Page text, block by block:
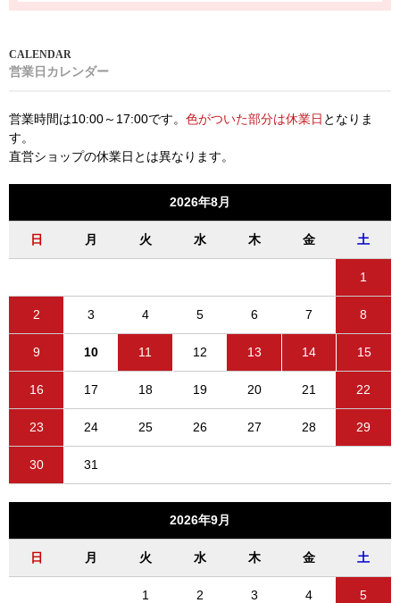
営業日カレンダー
営業時間は10:00～17:00です。 色がついた部分は休業日 となりま
す。
直営ショップの休業日とは異なります。
2026年8月
日 月 火 水 木 金 土
1
2 3 4 5 6 7 8
9 10 11 12 13 14 15
16 17 18 19 20 21 22
23 24 25 26 27 28 29
30 31
2026年9月
日 月 火 水 木 金 土
1 2 3 4 5